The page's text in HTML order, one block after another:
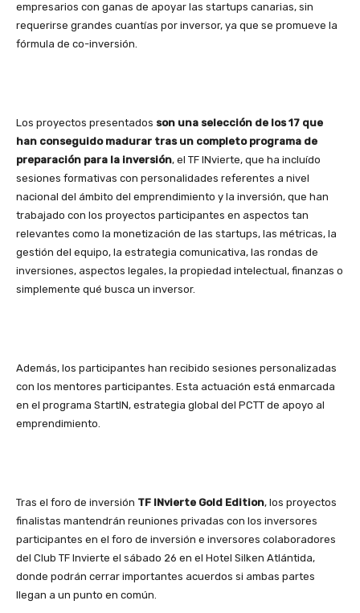
empresarios con ganas de apoyar las startups canarias, sin
requerirse grandes cuantías por inversor, ya que se promueve la
fórmula de co-inversión.
Los proyectos presentados son una selección de los 17 que
han conseguido madurar tras un completo programa de
preparación para la inversión, el TF INvierte, que ha incluído
sesiones formativas con personalidades referentes a nivel
nacional del ámbito del emprendimiento y la inversión, que han
trabajado con los proyectos participantes en aspectos tan
relevantes como la monetización de las startups, las métricas, la
gestión del equipo, la estrategia comunicativa, las rondas de
inversiones, aspectos legales, la propiedad intelectual, finanzas o
simplemente qué busca un inversor.
Además, los participantes han recibido sesiones personalizadas
con los mentores participantes. Esta actuación está enmarcada
en el programa StartIN, estrategia global del PCTT de apoyo al
emprendimiento.
Tras el foro de inversión TF INvierte Gold Edition, los proyectos
finalistas mantendrán reuniones privadas con los inversores
participantes en el foro de inversión e inversores colaboradores
del Club TF Invierte el sábado 26 en el Hotel Silken Atlántida,
donde podrán cerrar importantes acuerdos si ambas partes
llegan a un punto en común.